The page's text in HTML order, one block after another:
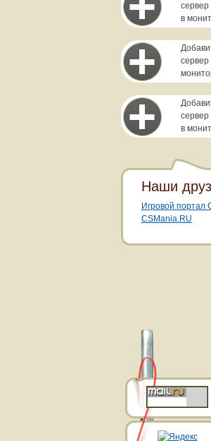
сервер
в
сервер
сервер
в
Наши
Игровой портал
CSMania.RU